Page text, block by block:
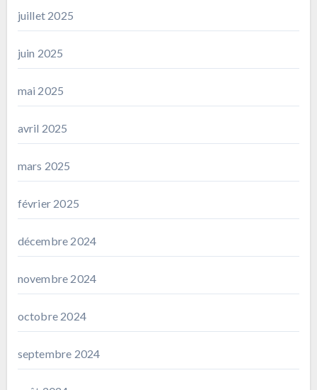
juillet 2025
juin 2025
mai 2025
avril 2025
mars 2025
février 2025
décembre 2024
novembre 2024
octobre 2024
septembre 2024